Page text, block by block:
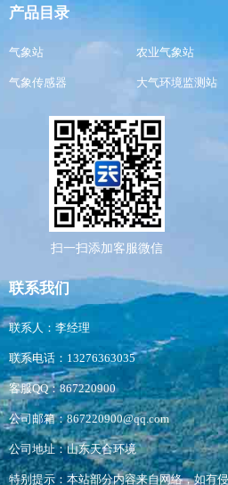
产品目录
气象站 农业气象站
气象传感器 大气环境监测站
扫一扫添加客服微信
联系我们
联系人：李经理
联系电话：13276363035
客服QQ：867220900
公司邮箱：867220900@qq.com
公司地址：山东天合环境
特别提示：本站部分内容来自网络，如有